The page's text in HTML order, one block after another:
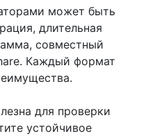
может быть
длительная
совместный
Каждый формат
для проверки
устойчивое